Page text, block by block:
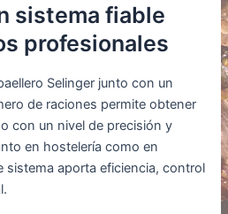
sistema fiable
profesionales
Selinger junto con un
de raciones permite obtener
con un nivel de precisión y
en hostelería como en
sistema aporta eficiencia, control